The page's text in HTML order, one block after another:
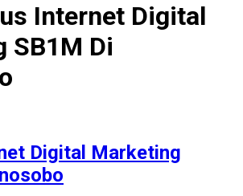
Internet Digital
SB1M Di
Digital Marketing